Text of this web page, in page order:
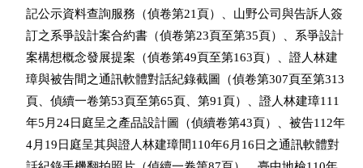
    記公示資料查詢服務（偵卷第21頁）、山野公司與告訴人簽
    訂之系爭設計案合約書（偵卷第23頁至第35頁）、系爭設計
    案構想概念發展提案（偵卷第49頁至第163頁）、證人林建
    璋與被告間之通訊軟體對話紀錄截圖（偵卷第307頁至第313
    頁、偵續一卷第53頁至第65頁、第91頁）、證人林建璋111
    年5月24日庭呈之產品設計圖（偵續卷第43頁）、被告112年
    4月19日庭呈其與證人林建璋間110年6月16日之通訊軟體對